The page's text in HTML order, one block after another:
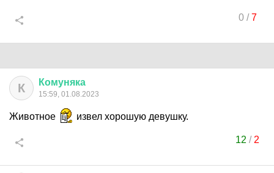
0/7
К Комуняка
15:59, 01.08.2023
Животное извел хорошую девушку.
12 / 2